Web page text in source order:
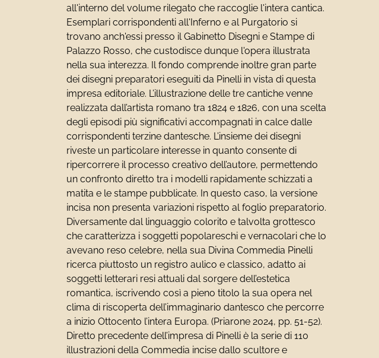
all'interno del volume rilegato che raccoglie l'intera cantica.
Esemplari corrispondenti all'Inferno e al Purgatorio si
trovano anch'essi presso il Gabinetto Disegni e Stampe di
Palazzo Rosso, che custodisce dunque l'opera illustrata
nella sua interezza. Il fondo comprende inoltre gran parte
dei disegni preparatori eseguiti da Pinelli in vista di questa
impresa editoriale. L’illustrazione delle tre cantiche venne
realizzata dall’artista romano tra 1824 e 1826, con una scelta
degli episodi più significativi accompagnati in calce dalle
corrispondenti terzine dantesche. L’insieme dei disegni
riveste un particolare interesse in quanto consente di
ripercorrere il processo creativo dell’autore, permettendo
un confronto diretto tra i modelli rapidamente schizzati a
matita e le stampe pubblicate. In questo caso, la versione
incisa non presenta variazioni rispetto al foglio preparatorio.
Diversamente dal linguaggio colorito e talvolta grottesco
che caratterizza i soggetti popolareschi e vernacolari che lo
avevano reso celebre, nella sua Divina Commedia Pinelli
ricerca piuttosto un registro aulico e classico, adatto ai
soggetti letterari resi attuali dal sorgere dell’estetica
romantica, iscrivendo così a pieno titolo la sua opera nel
clima di riscoperta dell’immaginario dantesco che percorre
a inizio Ottocento l’intera Europa. (Priarone 2024, pp. 51-52).
Diretto precedente dell’impresa di Pinelli è la serie di 110
illustrazioni della Commedia incise dallo scultore e